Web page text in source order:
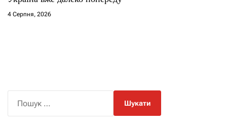
4 Серпня, 2026